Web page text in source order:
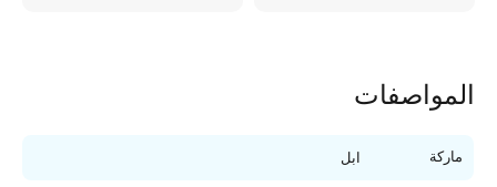
المواصفات
ماركة ابل